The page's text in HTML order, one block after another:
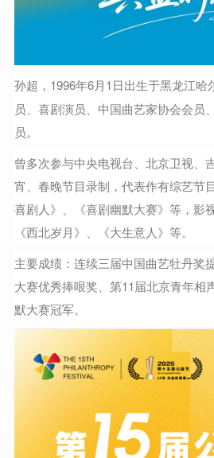
孙超 ，1996年6月1日出生于黑龙江
员、喜剧演员、中国曲艺家协会会员
员。
曾多次参与中央电视台、北京卫视、
宵、春晚节目录制，代表作有综艺节
喜剧人》、《喜剧幽默大赛》等，影
《西北岁月》、《大生意人》等。
主要成绩：连续三届中国曲艺牡丹奖
大赛优秀捧哏奖、第11届北京青年相
默大赛冠军。